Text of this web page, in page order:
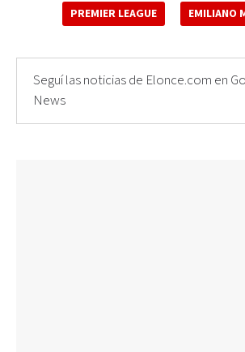
PREMIER LEAGUE EMILIANO
Seguí las noticias de Elonce.com en
News